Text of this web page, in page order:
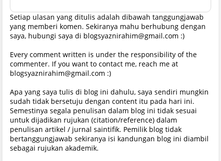
Setiap ulasan yang ditulis adalah dibawah tanggungjawab
yang memberi komen. Sekiranya mahu berhubung dengan
saya, hubungi saya di blogsyaznirahim@gmail.com :)
Every comment written is under the responsibility of the
commenter. If you want to contact me, reach me at
blogsyaznirahim@gmail.com :)
Apa yang saya tulis di blog ini dahulu, saya sendiri mungkin
sudah tidak bersetuju dengan content itu pada hari ini.
Semestinya segala penulisan dalam blog ini tidak sesuai
untuk dijadikan rujukan (citation/reference) dalam
penulisan artikel / jurnal saintifik. Pemilik blog tidak
bertanggungjawab sekiranya isi kandungan blog ini diambil
sebagai rujukan akademik.